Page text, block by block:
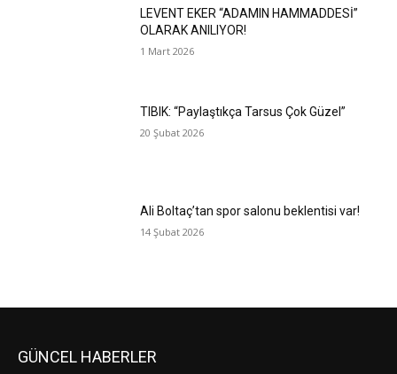
LEVENT EKER “ADAMIN HAMMADDESİ”
OLARAK ANILIYOR!
1 Mart 2026
TIBIK: “Paylaştıkça Tarsus Çok Güzel”
20 Şubat 2026
Ali Boltaç’tan spor salonu beklentisi var!
14 Şubat 2026
GÜNCEL HABERLER